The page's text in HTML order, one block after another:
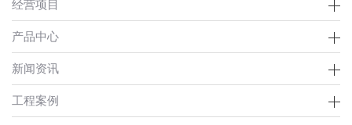
经营项目
产品中心
新闻资讯
工程案例